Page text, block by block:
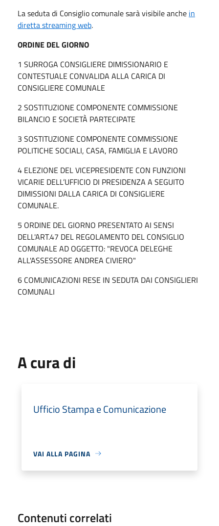
La seduta di Consiglio comunale sarà visibile anche in
diretta streaming web.
ORDINE DEL GIORNO
1 SURROGA CONSIGLIERE DIMISSIONARIO E
CONTESTUALE CONVALIDA ALLA CARICA DI
CONSIGLIERE COMUNALE
2 SOSTITUZIONE COMPONENTE COMMISSIONE
BILANCIO E SOCIETÀ PARTECIPATE
3 SOSTITUZIONE COMPONENTE COMMISSIONE
POLITICHE SOCIALI, CASA, FAMIGLIA E LAVORO
4 ELEZIONE DEL VICEPRESIDENTE CON FUNZIONI
VICARIE DELL’UFFICIO DI PRESIDENZA A SEGUITO
DIMISSIONI DALLA CARICA DI CONSIGLIERE
COMUNALE.
5 ORDINE DEL GIORNO PRESENTATO AI SENSI
DELL'ART.47 DEL REGOLAMENTO DEL CONSIGLIO
COMUNALE AD OGGETTO: "REVOCA DELEGHE
ALL'ASSESSORE ANDREA CIVIERO"
6 COMUNICAZIONI RESE IN SEDUTA DAI CONSIGLIERI
COMUNALI
A cura di
Ufficio Stampa e Comunicazione
VAI ALLA PAGINA
Contenuti correlati